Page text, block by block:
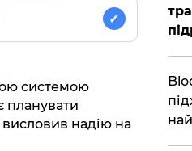
✓
системою
планувати
висловив надію на